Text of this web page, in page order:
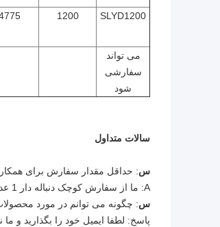
SLYD1200
1200
می تواند
سفارشی
شود
سالات متداول
س: حداقل مقدار سفارش برای
A: ما از سفارش کوچک دنباله دار 1 عدد برای محصولات سهام پشتیبانی می کنیم.
س: چگونه می توانم در مورد
پاسخ: لطفا ایمیل خود را بگذارید و